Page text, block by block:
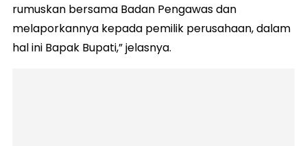
rumuskan bersama Badan Pengawas dan
melaporkannya kepada pemilik perusahaan, dalam
hal ini Bapak Bupati,” jelasnya.